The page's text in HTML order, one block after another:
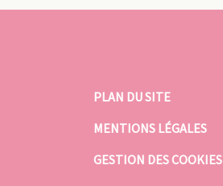
PLAN DU SITE
MENTIONS LÉGALES
GESTION DES COOKIES